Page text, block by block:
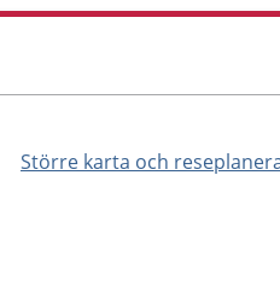
Större karta och